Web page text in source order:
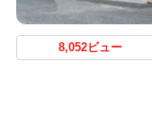
8,052ビュー